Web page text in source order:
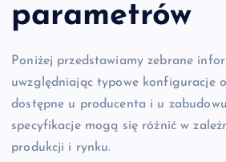
parametrów
Poniżej przedstawiamy zebrane
uwzględniając typowe konfiguracje
dostępne u producenta i u
specyfikacje mogą się różnić w
produkcji i rynku.